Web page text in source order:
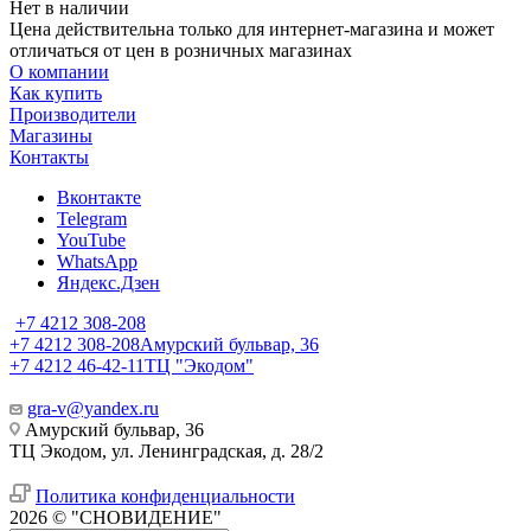
Нет в наличии
Цена действительна только для интернет-магазина и может
отличаться от цен в розничных магазинах
О компании
Как купить
Производители
Магазины
Контакты
Вконтакте
Telegram
YouTube
WhatsApp
Яндекс.Дзен
+7 4212 308-208
+7 4212 308-208Амурский бульвар, 36
+7 4212 46-42-11ТЦ "Экодом"
gra-v@yandex.ru
Амурский бульвар, 36
ТЦ Экодом, ул. Ленинградская, д. 28/2
Политика конфиденциальности
2026 © "СНОВИДЕНИЕ"